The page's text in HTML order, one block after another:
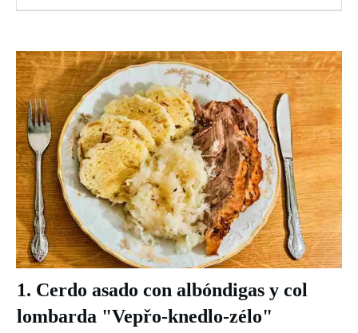
1. Cerdo asado con albóndigas y col
lombarda "Vepřo-knedlo-zélo"